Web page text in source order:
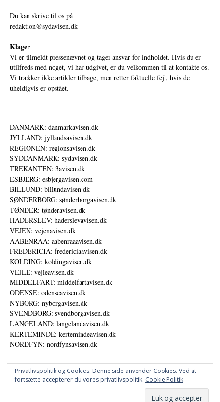
Du kan skrive til os på
redaktion@sydavisen.dk
Klager
Vi er tilmeldt pressenævnet og tager ansvar for indholdet. Hvis du er
utilfreds med noget, vi har udgivet, er du velkommen til at kontakte os.
Vi trækker ikke artikler tilbage, men retter faktuelle fejl, hvis de
uheldigvis er opstået.
DANMARK: danmarkavisen.dk
JYLLAND: jyllandsavisen.dk
REGIONEN: regionsavisen.dk
SYDDANMARK: sydavisen.dk
TREKANTEN: 3avisen.dk
ESBJERG: esbjergavisen.com
BILLUND: billundavisen.dk
SØNDERBORG: sønderborgavisen.dk
TØNDER: tønderavisen.dk
HADERSLEV: haderslevavisen.dk
VEJEN: vejenavisen.dk
AABENRAA: aabenraaavisen.dk
FREDERICIA: fredericiaavisen.dk
KOLDING: koldingavisen.dk
VEJLE: vejleavisen.dk
MIDDELFART: middelfartavisen.dk
ODENSE: odenseavisen.dk
NYBORG: nyborgavisen.dk
SVENDBORG: svendborgavisen.dk
LANGELAND: langelandavisen.dk
KERTEMINDE: kertemindeavisen.dk
NORDFYN: nordfynsavisen.dk
Privatlivspolitik og Cookies: Denne side anvender Cookies. Ved at
fortsætte accepterer du vores privatlivspolitik. Cookie Politik